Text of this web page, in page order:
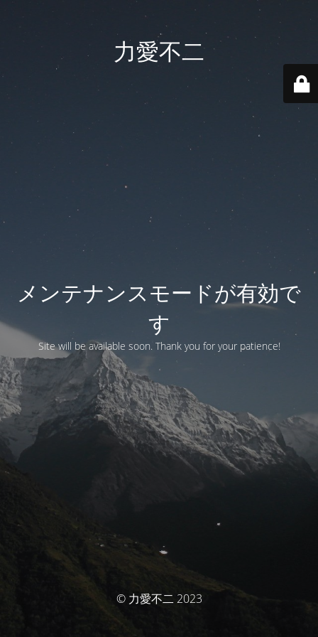
力愛不二
メンテナンスモードが有効で
す
Site will be available soon. Thank you for your patience!
© 力愛不二 2023